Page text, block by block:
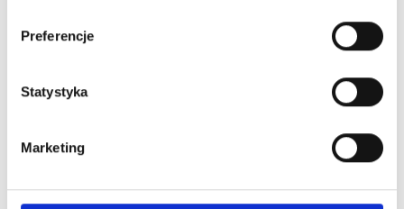
Preferencje
Statystyka
Marketing
FLAGOLIE Perfumy PEAR & WHITE MUSK 50ml